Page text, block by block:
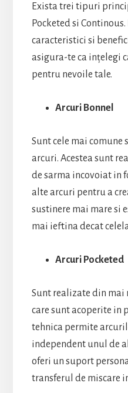
Exista trei tipuri
Pocketed si
caracteristici si
asigura-te ca ințelegi
pentru nevoile tale.
Arcuri Bonnel
Sunt cele mai comune
arcuri. Acestea sunt
de sarma incovoiat in
alte arcuri pentru a
sustinere mai mare si
mai ieftina decat
Arcuri Pocketed
Sunt realizate din
care sunt acoperite in
tehnica permite
independent unul de
oferi un suport
transferul de miscare